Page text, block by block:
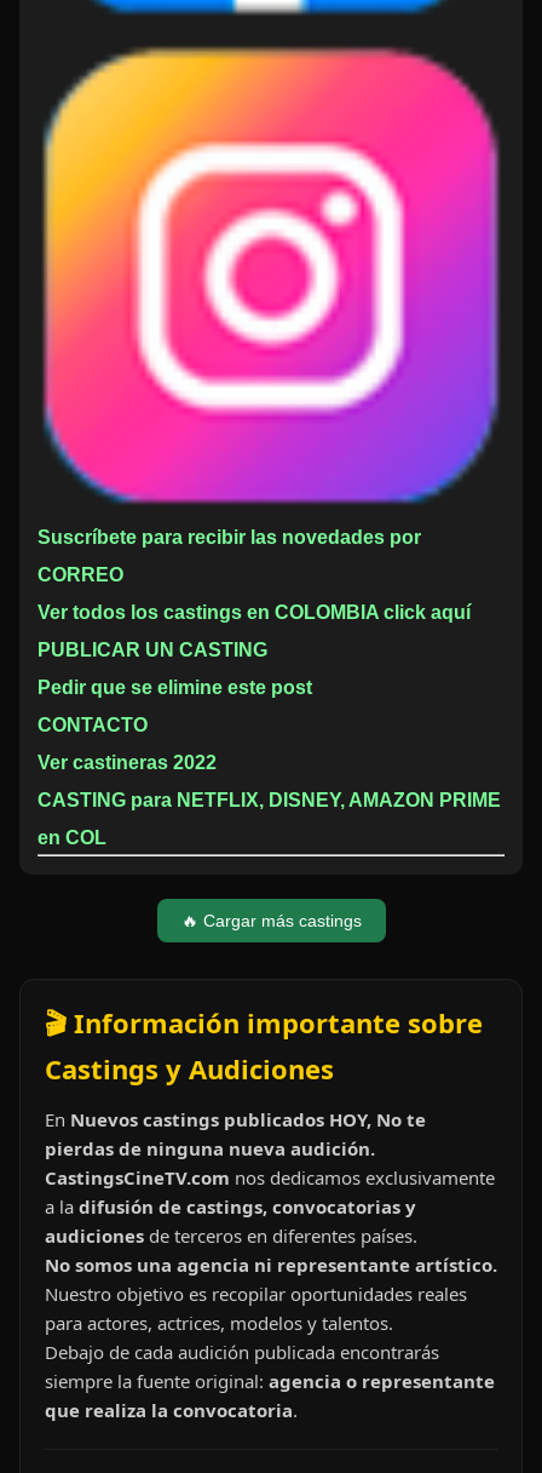
Suscríbete para recibir las novedades por
CORREO
Ver todos los castings en COLOMBIA click aquí
PUBLICAR UN CASTING
Pedir que se elimine este post
CONTACTO
Ver castineras 2022
CASTING para NETFLIX, DISNEY, AMAZON PRIME
en COL
🔥 Cargar más castings
🎬 Información importante sobre
Castings y Audiciones
En Nuevos castings publicados HOY, No te
pierdas de ninguna nueva audición.
CastingsCineTV.com nos dedicamos exclusivamente
a la difusión de castings, convocatorias y
audiciones de terceros en diferentes países.
No somos una agencia ni representante artístico.
Nuestro objetivo es recopilar oportunidades reales
para actores, actrices, modelos y talentos.
Debajo de cada audición publicada encontrarás
siempre la fuente original: agencia o representante
que realiza la convocatoria.